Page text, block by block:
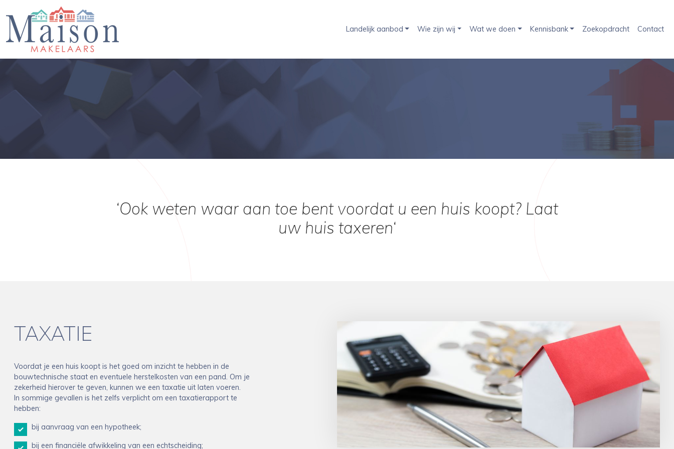
Landelijk aanbod Wie zijn wij Wat we doen Kennisbank Zoekopdracht Contact
‘Ook weten waar aan toe bent voordat u een huis koopt? Laat
uw huis taxeren‘
TAXATIE
Voordat je een huis koopt is het goed om inzicht te hebben in de
bouwtechnische staat en eventuele herstelkosten van een pand. Om je
zekerheid hierover te geven, kunnen we een taxatie uit laten voeren.
In sommige gevallen is het zelfs verplicht om een taxatierapport te
hebben:
bij aanvraag van een hypotheek;
bij een financiële afwikkeling van een echtscheiding;